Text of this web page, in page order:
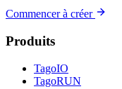
Commencer à créer
Produits
TagoIO
TagoRUN